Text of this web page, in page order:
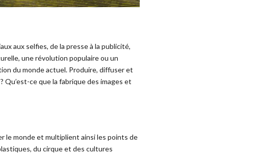
aux selfies, de la presse à la publicité,
une révolution populaire ou un
du monde actuel. Produire, diffuser et
ce que la fabrique des images et
le monde et multiplient ainsi les points de
du cirque et des cultures